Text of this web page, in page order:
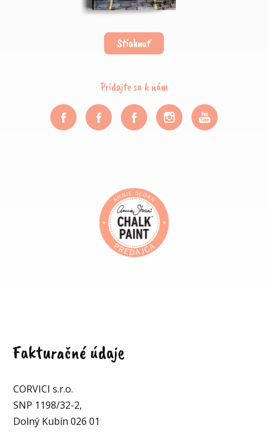
Stiahnuť
Pridajte sa k nám
Fakturačné údaje
CORVICI s.r.o.
SNP 1198/32-2,
Dolný Kubín 026 01